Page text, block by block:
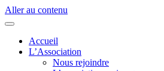
Aller au contenu
Accueil
L’Association
Nous rejoindre